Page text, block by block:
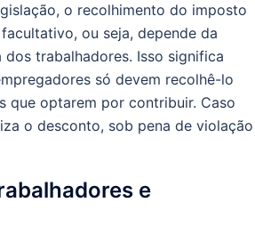
o recolhimento do imposto
ou seja, depende da
trabalhadores. Isso significa
só devem recolhê-lo
que optarem por contribuir. Caso
o desconto, sob pena de violação
e